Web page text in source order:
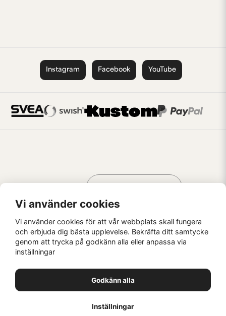
Instagram Facebook YouTube
Kaffebrus AB, Förskeppsgatan 2, 271 55 Ystad
AV KREATÖRER
Vi använder cookies
Vi använder cookies för att vår webbplats skall fungera
och erbjuda dig bästa upplevelse. Bekräfta ditt samtycke
genom att trycka på godkänn alla eller anpassa via
inställningar
Godkänn alla
Inställningar